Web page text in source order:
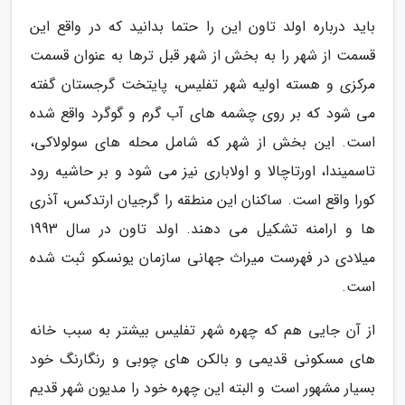
باید درباره اولد تاون این را حتما بدانید که در واقع این
قسمت از شهر را به بخش از شهر قبل ترها به عنوان قسمت
مرکزی و هسته اولیه شهر تفلیس، پایتخت گرجستان گفته
می شود که بر روی چشمه های آب گرم و گوگرد واقع شده
است. این بخش از شهر که شامل محله های سولولاکی،
تاسمیندا، اورتاچالا و اولاباری نیز می شود و بر حاشیه رود
کورا واقع است. ساکنان این منطقه را گرجیان ارتدکس، آذری
ها و ارامنه تشکیل می دهند. اولد تاون در سال 1993
میلادی در فهرست میراث جهانی سازمان یونسکو ثبت شده
است.
از آن جایی هم که چهره شهر تفلیس بیشتر به سبب خانه
های مسکونی قدیمی و بالکن های چوبی و رنگارنگ خود
بسیار مشهور است و البته این چهره خود را مدیون شهر قدیم